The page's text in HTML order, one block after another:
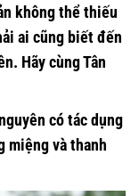
không thể thiếu
ai cũng biết đến
Hãy cùng Tân
có tác dụng
miệng và thanh